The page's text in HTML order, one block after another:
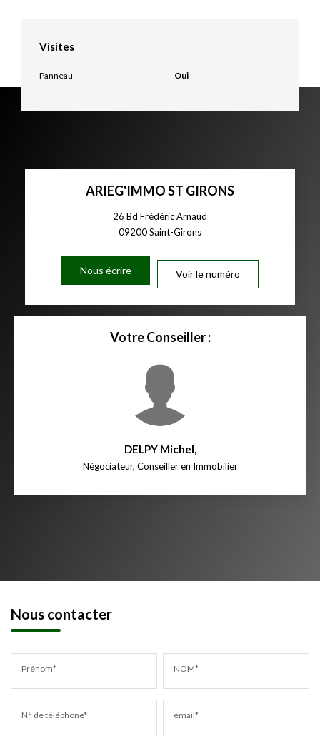
Visites
Panneau Oui
ARIEG'IMMO ST GIRONS
26 Bd Frédéric Arnaud
09200Saint-Girons
Nous écrire Voir le numéro
Votre Conseiller :
DELPY Michel,
Négociateur, Conseiller en Immobilier
Nous contacter
Prénom* NOM*
N° de téléphone* email*